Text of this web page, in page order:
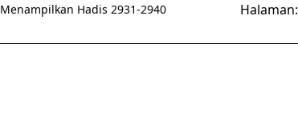
Menampilkan Hadis 2931-2940 Halaman: